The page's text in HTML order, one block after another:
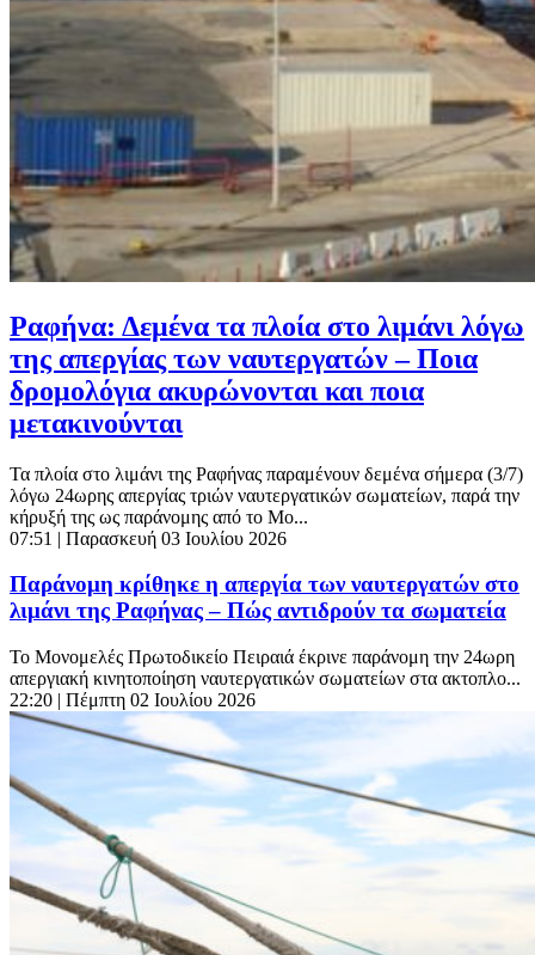
Ραφήνα: Δεμένα τα πλοία στο λιμάνι λόγω
της απεργίας των ναυτεργατών – Ποια
δρομολόγια ακυρώνονται και ποια
μετακινούνται
Τα πλοία στο λιμάνι της Ραφήνας παραμένουν δεμένα σήμερα (3/7)
λόγω 24ωρης απεργίας τριών ναυτεργατικών σωματείων, παρά την
κήρυξή της ως παράνομης από το Μο...
07:51 | Παρασκευή 03 Ιουλίου 2026
Παράνομη κρίθηκε η απεργία των ναυτεργατών στο
λιμάνι της Ραφήνας – Πώς αντιδρούν τα σωματεία
Το Μονομελές Πρωτοδικείο Πειραιά έκρινε παράνομη την 24ωρη
απεργιακή κινητοποίηση ναυτεργατικών σωματείων στα ακτοπλο...
22:20 | Πέμπτη 02 Ιουλίου 2026